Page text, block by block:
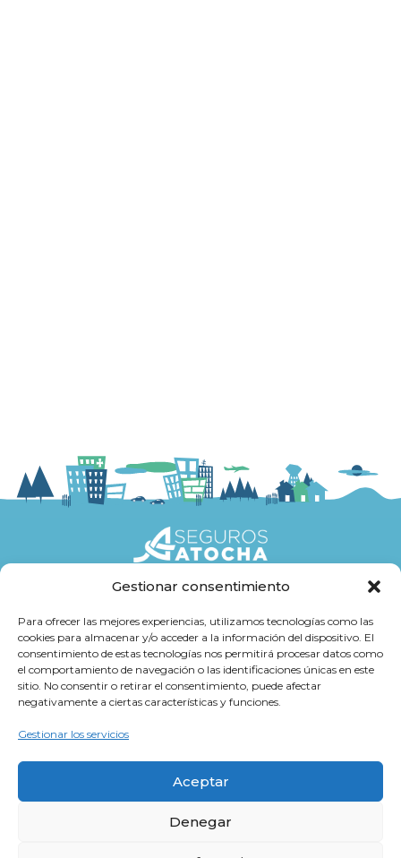
Gestionar consentimiento
Para ofrecer las mejores experiencias, utilizamos tecnologías como las
cookies para almacenar y/o acceder a la información del dispositivo. El
consentimiento de estas tecnologías nos permitirá procesar datos como
el comportamiento de navegación o las identificaciones únicas en este
sitio. No consentir o retirar el consentimiento, puede afectar
negativamente a ciertas características y funciones.
Gestionar los servicios
Aceptar
Denegar
Atención al cliente
Trabaja con Nosotros
Aviso legal y Política de Privacidad